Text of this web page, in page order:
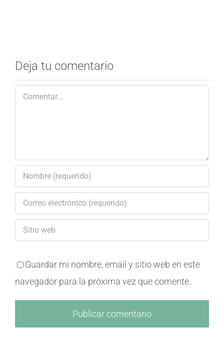
Comentar
Guardar mi nombre, email y sitio web en este
navegador para la próxima vez que comente.